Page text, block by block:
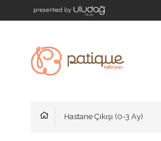
Hastane Çıkışı (0-3 Ay)